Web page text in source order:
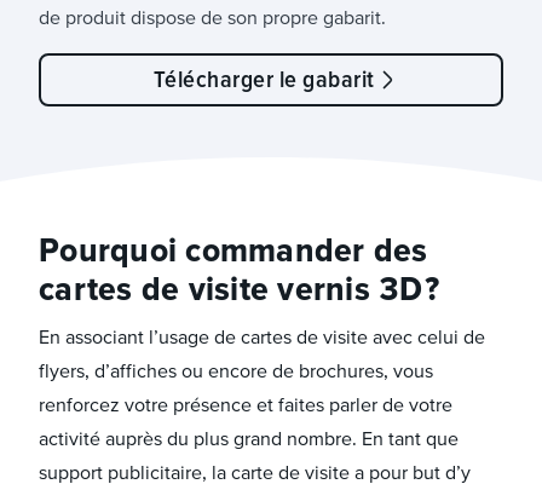
de produit dispose de son propre gabarit.
Télécharger le gabarit
Pourquoi commander des
cartes de visite vernis 3D ?
En associant l’usage de cartes de visite avec celui de
flyers, d’affiches ou encore de brochures, vous
renforcez votre présence et faites parler de votre
activité auprès du plus grand nombre. En tant que
support publicitaire, la carte de visite a pour but d’y